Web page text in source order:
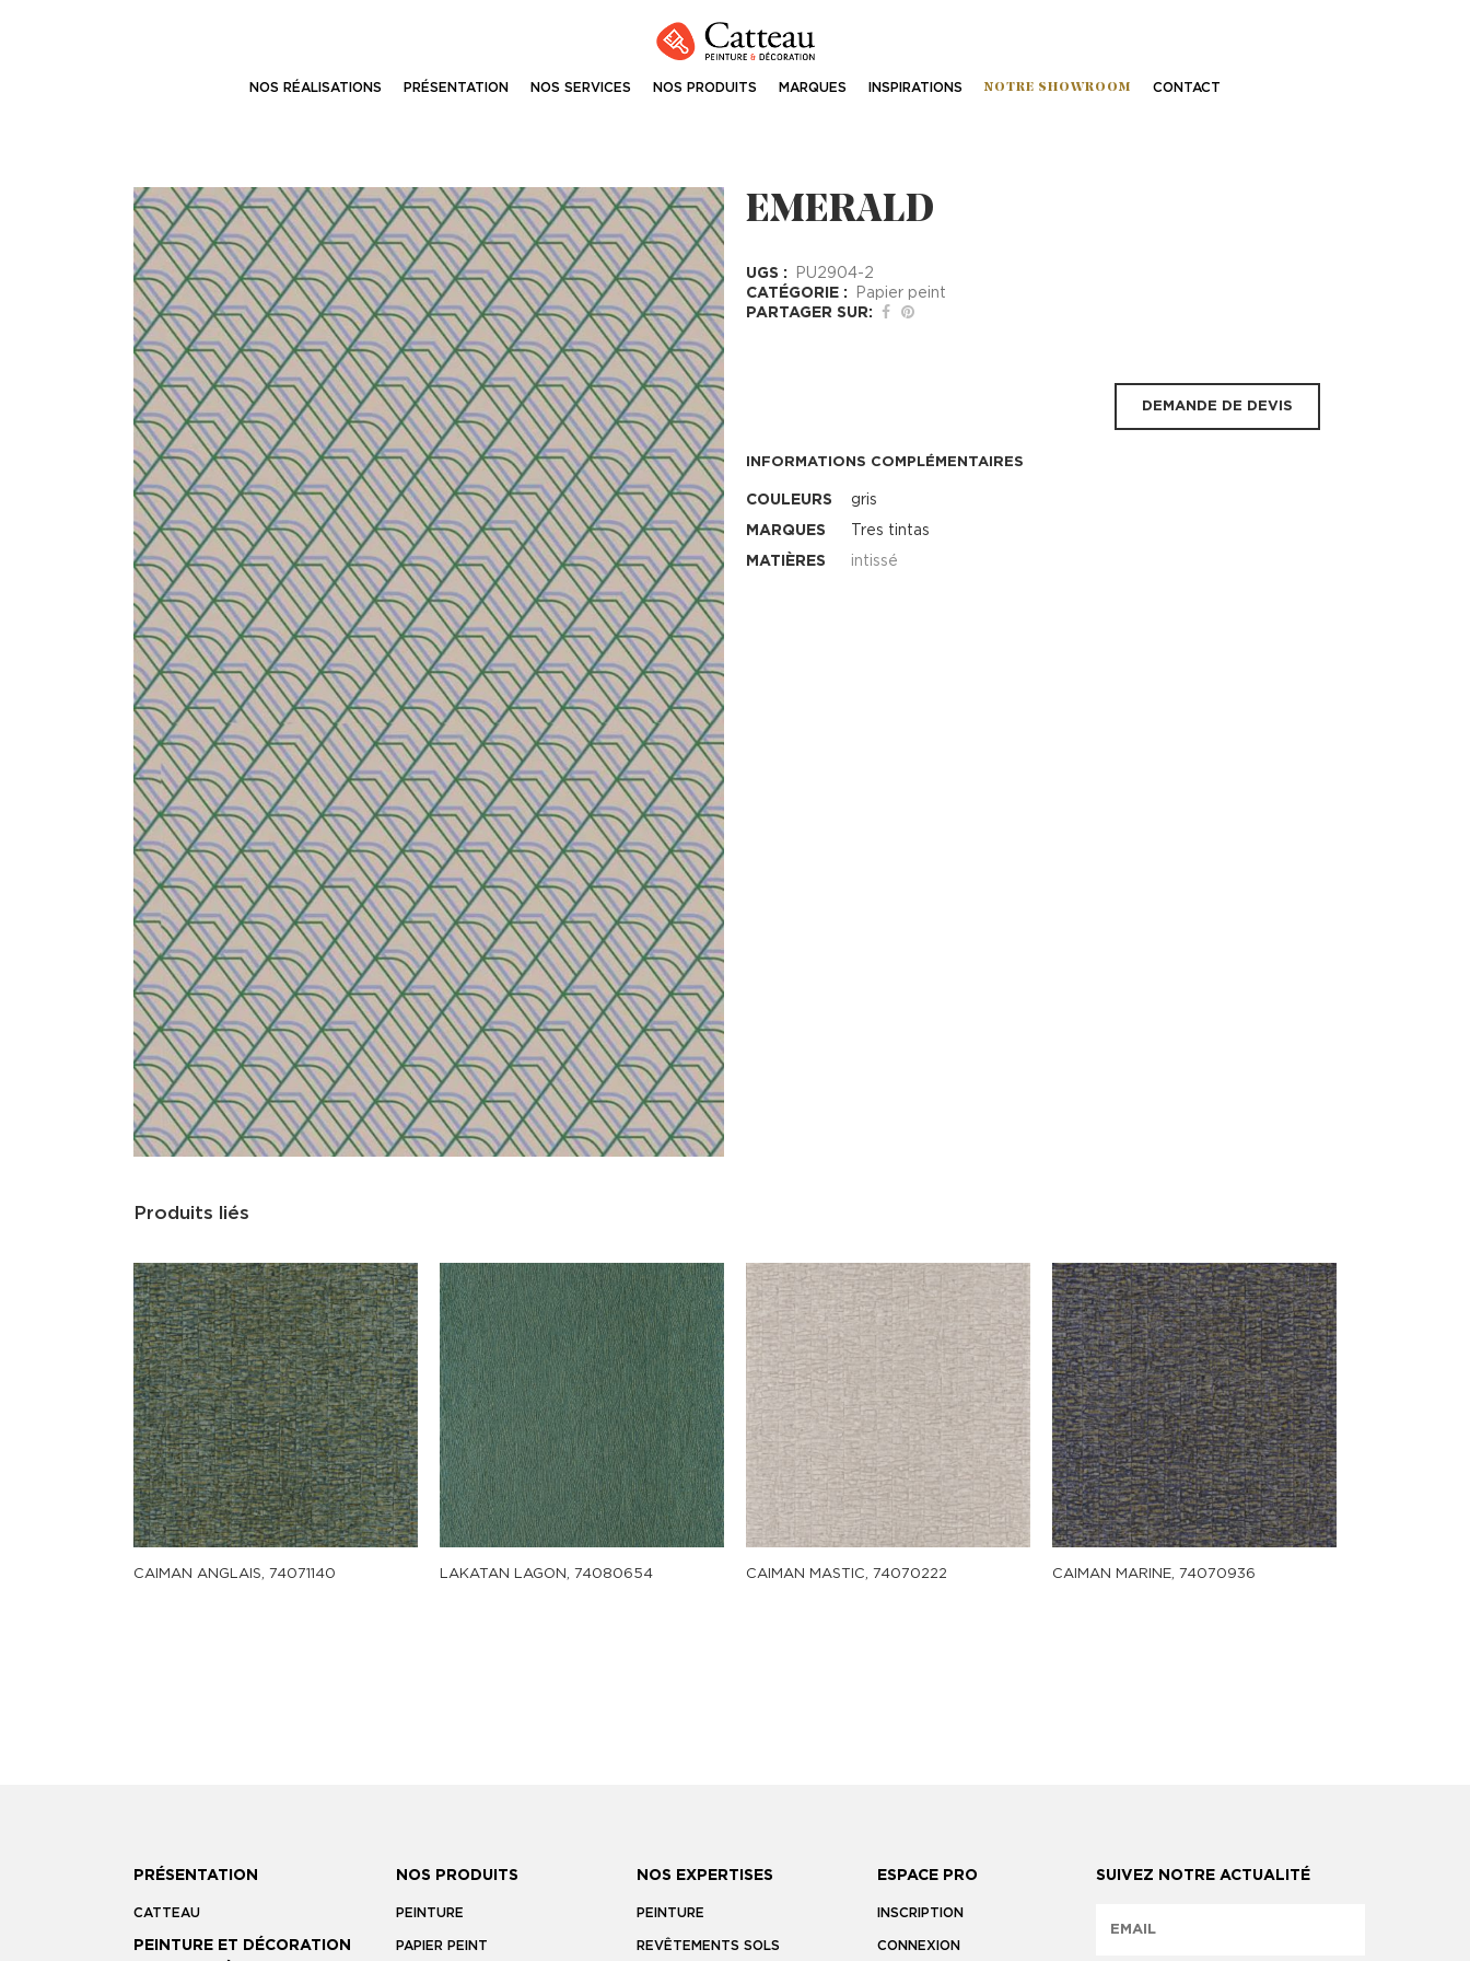
NOS RÉALISATIONS PRÉSENTATION NOS SERVICES NOS PRODUITS MARQUES INSPIRATIONS NOTRE SHOWROOM CONTACT
EMERALD
UGS :
PU2904-2
CATÉGORIE :
Papier peint
PARTAGER SUR:
DEMANDE DE DEVIS
INFORMATIONS COMPLÉMENTAIRES
COULEURS
gris
MARQUES
Tres tintas
MATIÈRES
intissé
Produits liés
CAIMAN ANGLAIS, 74071140 LAKATAN LAGON, 74080654 CAIMAN MASTIC, 74070222 CAIMAN MARINE, 74070936
PRÉSENTATION
CATTEAU
PEINTURE ET DÉCORATION
NOS PRODUITS
PEINTURE
PAPIER PEINT
NOS EXPERTISES
PEINTURE
REVÊTEMENTS SOLS
ESPACE PRO
INSCRIPTION
CONNEXION
SUIVEZ NOTRE ACTUALITÉ